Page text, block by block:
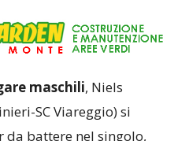
maschili, Niels
SC Viareggio) si
da battere nel singolo,